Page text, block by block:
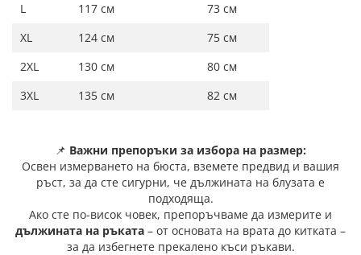
L
117 см
73 см
XL
124 см
75 см
2XL
130 см
80 см
3XL
135 см 82 см
📌 Важни препоръки за избора на размер:
Освен измерването на бюста, вземете предвид и вашия
ръст, за да сте сигурни, че дължината на блузата е
подходяща.
Ако сте по-висок човек, препоръчваме да измерите и
дължината на ръката – от основата на врата до китката –
за да избегнете прекалено къси ръкави.